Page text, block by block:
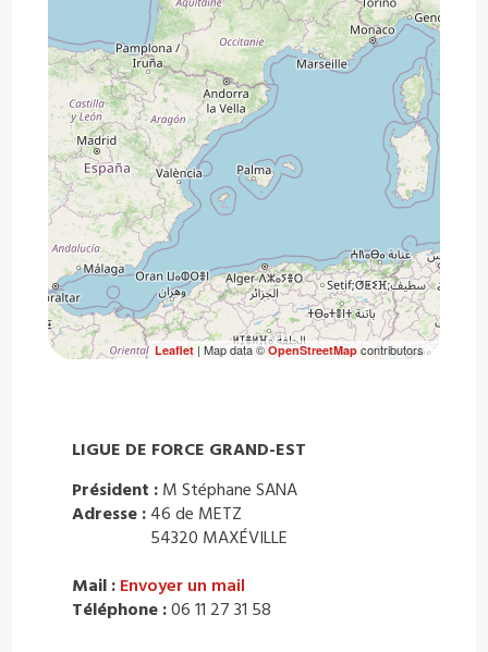
Leaflet| Map data ©OpenStreetMapcontributors
LIGUE DE FORCE GRAND-EST
Président : M Stéphane SANA
Adresse : 46 de METZ
54320 MAXÉVILLE
Mail : Envoyer un mail
Téléphone :06 11 27 31 58